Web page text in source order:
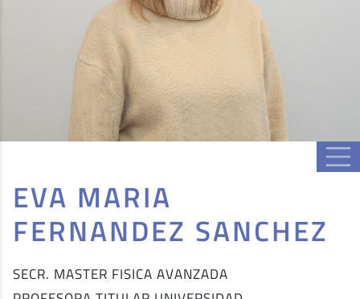
EVA MARIA
FERNANDEZ SANCHEZ
SECR. MASTER FISICA AVANZADA